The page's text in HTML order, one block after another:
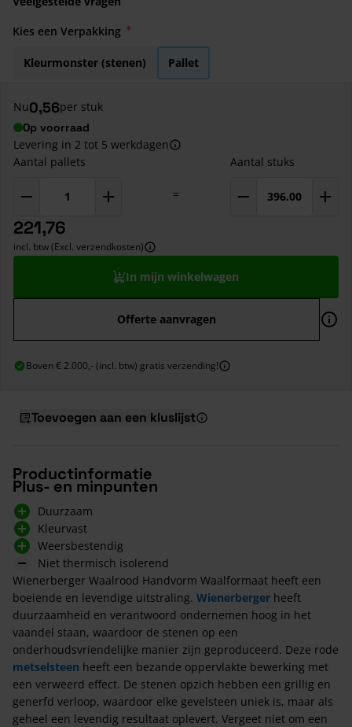
Kies een Verpakking
Kleurmonster (stenen) Pallet
Nu0,56per stuk
Op voorraad
Levering in 2 tot 5 werkdagen
Aantal pallets
=
Aantal stuks
221,76
incl. btw (Excl. verzendkosten)
In mijn winkelwagen
Offerte aanvragen
Boven € 2.000,- (incl. btw) gratis verzending!
Toevoegen aan een kluslijst
Productinformatie
Plus- en minpunten
Duurzaam
Kleurvast
Weersbestendig
Niet thermisch isolerend
Wienerberger Waalrood Handvorm Waalformaat heeft een
boeiende en levendige uitstraling. Wienerberger heeft
duurzaamheid en verantwoord ondernemen hoog in het
vaandel staan, waardoor de stenen op een
onderhoudsvriendelijke manier zijn geproduceerd. Deze rode
metselsteen heeft een bezande oppervlakte bewerking met
een verweerd effect. De stenen opzich hebben een grillig en
generfd verloop, waardoor elke gevelsteen uniek is, maar als
geheel een levendig resultaat oplevert. Vergeet niet om een